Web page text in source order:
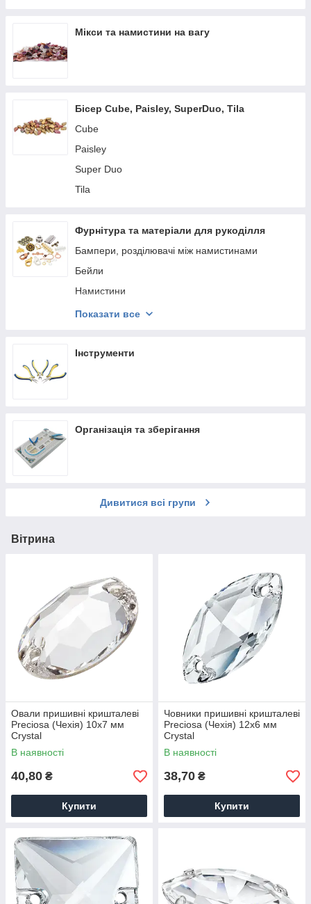
Кришталеві намистини PRECIOSA
Стразові намистини PRECIOSA
Розділювачі для намистин
Crystal Tube
Кабошоны PRECIOSA
Прикраси Preciosa
Мікси та намистини на вагу
Бісер Cube, Paisley, SuperDuo, Tila
Cube
Paisley
Super Duo
Tila
Фурнітура та матеріали для рукоділля
Бампери, розділювачі між намистинами
Бейли
Намистини
Швидкий кулон
Голки
Конектори
Магнітні замки Hiilos
Нитки, шнури еластичні
Оправи для каменів Josef Bergs (Німеччина)
Основи для брошів
Основи для вивороту прикрас
Основи для кілець
Піни
Підвіски
Спінери та супутні товари
Бавовняні перли
Шнури
Ювелірні троси
Показати все
Інструменти
Організація та зберігання
Дивитися всі групи
Вітрина
Овали пришивні кришталеві
Preciosa (Чехія) 10х7 мм
Crystal
В наявності
40,80 ₴
Купити
Човники пришивні кришталеві
Preciosa (Чехія) 12x6 мм
Crystal
В наявності
38,70 ₴
Купити